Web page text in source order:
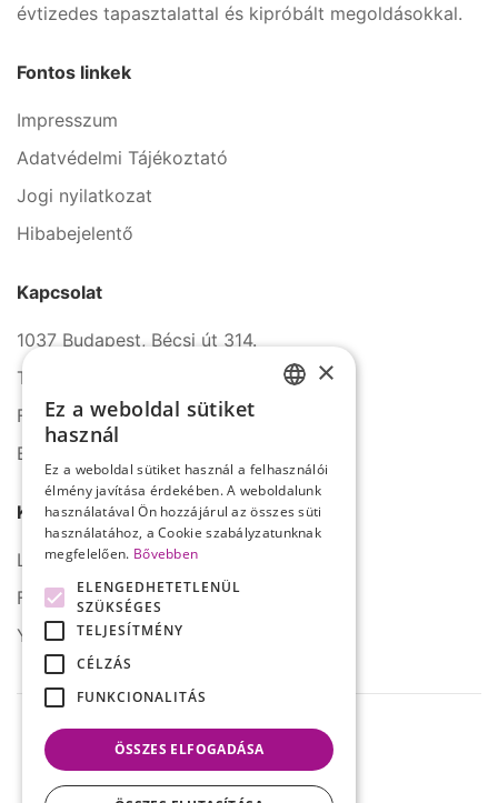
évtizedes tapasztalattal és kipróbált megoldásokkal.
Fontos linkek
Impresszum
Adatvédelmi Tájékoztató
Jogi nyilatkozat
Hibabejelentő
Kapcsolat
1037 Budapest, Bécsi út 314.
Tel.: +36 1 272 2140
Fax: +36 1 272 2150
E-mail: info@serco.hu
Kövessen minket
LinkedIn
Facebook
YouTube
×
Ez a weboldal sütiket
használ
Ez a weboldal sütiket használ a felhasználói
élmény javítása érdekében. A weboldalunk
használatával Ön hozzájárul az összes süti
használatához, a Cookie szabályzatunknak
megfelelően. Bővebben
ELENGEDHETETLENÜL
SZÜKSÉGES
TELJESÍTMÉNY
CÉLZÁS
FUNKCIONALITÁS
ÖSSZES ELFOGADÁSA